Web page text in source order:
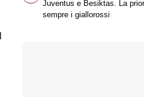
Juventus e Besiktas. La
sempre i giallorossi